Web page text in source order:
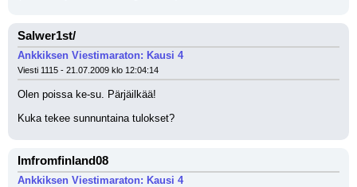
Salwer1st/
Ankkiksen Viestimaraton: Kausi 4
Viesti 1115 - 21.07.2009 klo 12:04:14
Olen poissa ke-su. Pärjäilkää!
Kuka tekee sunnuntaina tulokset?
Imfromfinland08
Ankkiksen Viestimaraton: Kausi 4